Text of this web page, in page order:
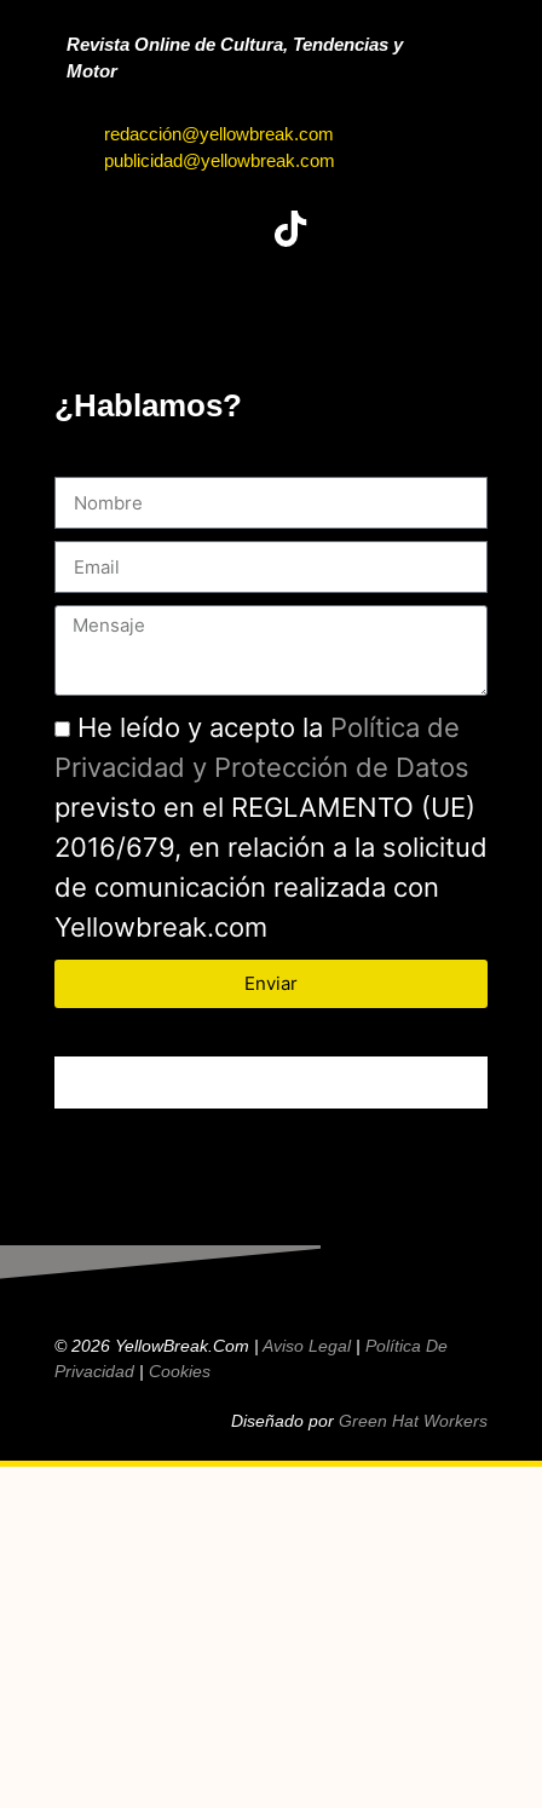
Revista Online de Cultura, Tendencias y
Motor
redacción@yellowbreak.com
publicidad@yellowbreak.com
¿Hablamos?
He leído y acepto la Política de
Privacidad y Protección de Datos
previsto en el REGLAMENTO (UE)
2016/679, en relación a la solicitud
de comunicación realizada con
Yellowbreak.com
Enviar
© 2026 YellowBreak.com | Aviso Legal| Política De
Privacidad| Cookies
Diseñado porGreen Hat Workers